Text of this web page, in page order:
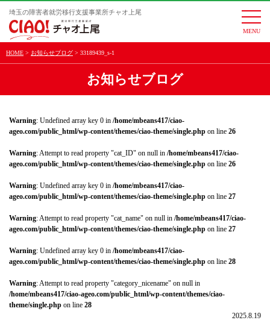
埼玉の障害者就労移行支援事業所チャオ上尾
HOME お知らせブログ 33189439_s-1
お知らせブログ
Warning: Undefined array key 0 in /home/mbeans417/ciao-
ageo.com/public_html/wp-content/themes/ciao-theme/single.php on line 26
Warning: Attempt to read property "cat_ID" on null in /home/mbeans417/ciao-
ageo.com/public_html/wp-content/themes/ciao-theme/single.php on line 26
Warning: Undefined array key 0 in /home/mbeans417/ciao-
ageo.com/public_html/wp-content/themes/ciao-theme/single.php on line 27
Warning: Attempt to read property "cat_name" on null in /home/mbeans417/ciao-
ageo.com/public_html/wp-content/themes/ciao-theme/single.php on line 27
Warning: Undefined array key 0 in /home/mbeans417/ciao-
ageo.com/public_html/wp-content/themes/ciao-theme/single.php on line 28
Warning: Attempt to read property "category_nicename" on null in
/home/mbeans417/ciao-ageo.com/public_html/wp-content/themes/ciao-
theme/single.php on line 28
2025.8.19